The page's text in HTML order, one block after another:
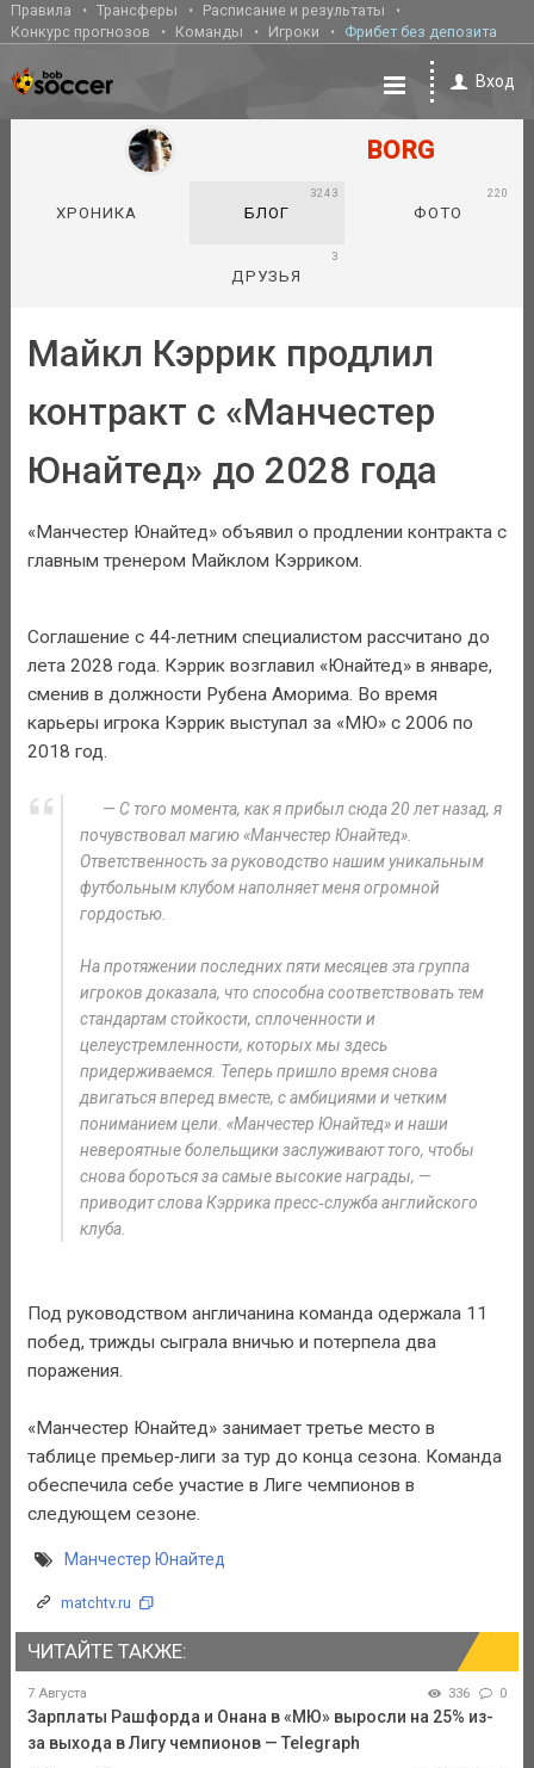
Правила Трансферы
Расписание и результаты
Конкурс прогнозов
Команды Игроки Фрибет без депозита
Вход
BORG
ХРОНИКА БЛОГ
3243
ФОТО
220
ДРУЗЬЯ
3
Майкл Кэррик продлил
контракт с «Манчестер
Юнайтед» до 2028 года
«Манчестер Юнайтед» объявил о продлении контракта с
главным тренером Майклом Кэрриком.
Соглашение с 44‑летним специалистом рассчитано до
лета 2028 года. Кэррик возглавил «Юнайтед» в январе,
сменив в должности Рубена Аморима. Во время
карьеры игрока Кэррик выступал за «МЮ» с 2006 по
2018 год.
— С того момента, как я прибыл сюда 20 лет назад, я
почувствовал магию «Манчестер Юнайтед».
Ответственность за руководство нашим уникальным
футбольным клубом наполняет меня огромной
гордостью.
На протяжении последних пяти месяцев эта группа
игроков доказала, что способна соответствовать тем
стандартам стойкости, сплоченности и
целеустремленности, которых мы здесь
придерживаемся. Теперь пришло время снова
двигаться вперед вместе, с амбициями и четким
пониманием цели. «Манчестер Юнайтед» и наши
невероятные болельщики заслуживают того, чтобы
снова бороться за самые высокие награды, —
приводит слова Кэррика пресс‑служба английского
клуба.
Под руководством англичанина команда одержала 11
побед, трижды сыграла вничью и потерпела два
поражения.
«Манчестер Юнайтед» занимает третье место в
таблице премьер‑лиги за тур до конца сезона. Команда
обеспечила себе участие в Лиге чемпионов в
следующем сезоне.
Манчестер Юнайтед
matchtv.ru
ЧИТАЙТЕ ТАКЖЕ:
7 Августа 336 0
Зарплаты Рашфорда и Онана в «МЮ» выросли на 25% из-
за выхода в Лигу чемпионов — Telegraph